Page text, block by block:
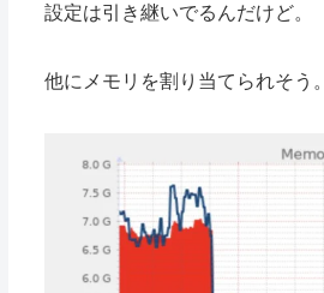
設定は引き継いでるんだけど。
他にメモリを割り当てられそう。